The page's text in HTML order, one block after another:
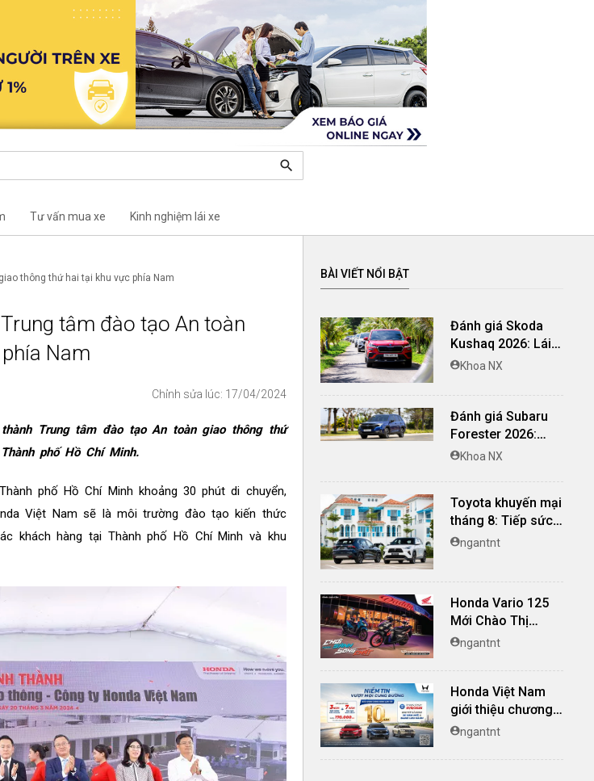
search
Tư vấn mua xe Kinh nghiệm lái xe
thông thứ hai tại khu vực phía Nam
tâm đào tạo An toàn
Nam
Chỉnh sửa lúc: 17/04/2024
Trung tâm đào tạo An toàn giao thông thứ
phố Hồ Chí Minh.
phố Hồ Chí Minh khoảng 30 phút di chuyển,
Việt Nam sẽ là môi trường đào tạo kiến thức
khách hàng tại Thành phố Hồ Chí Minh và khu
BÀI VIẾT NỔI BẬT
Đánh giá Skoda
Kushaq 2026: Lái
thú vị, nhiều tiện
tranh
Khoa NX
Đánh giá Subaru
Forester 2026:
Mạnh mẽ, êm ái đi
ADAS hoàn hảo
Khoa NX
Toyota khuyến mại
tháng 8: Tiếp sức
đà tăng trưởng, tối
ngantnt
Honda Vario 125
Mới Chào Thị
Trường Việt: Bổ
Street, Giá Từ
42,69 Triệu Đồng
ngantnt
Honda Việt Nam
giới thiệu chương
trình bảo hành
10 năm dành cho
ngantnt